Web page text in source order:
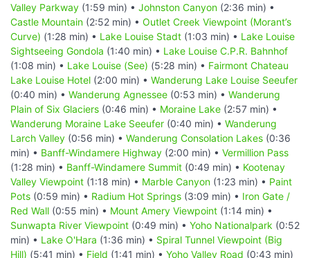
Valley Parkway (1:59 min) • Johnston Canyon (2:36 min) •
Castle Mountain (2:52 min) • Outlet Creek Viewpoint (Morant’s
Curve) (1:28 min) • Lake Louise Stadt (1:03 min) • Lake Louise
Sightseeing Gondola (1:40 min) • Lake Louise C.P.R. Bahnhof
(1:08 min) • Lake Louise (See) (5:28 min) • Fairmont Chateau
Lake Louise Hotel (2:00 min) • Wanderung Lake Louise Seeufer
(0:40 min) • Wanderung Agnessee (0:53 min) • Wanderung
Plain of Six Glaciers (0:46 min) • Moraine Lake (2:57 min) •
Wanderung Moraine Lake Seeufer (0:40 min) • Wanderung
Larch Valley (0:56 min) • Wanderung Consolation Lakes (0:36
min) • Banff-Windamere Highway (2:00 min) • Vermillion Pass
(1:28 min) • Banff-Windamere Summit (0:49 min) • Kootenay
Valley Viewpoint (1:18 min) • Marble Canyon (1:23 min) • Paint
Pots (0:59 min) • Radium Hot Springs (3:09 min) • Iron Gate /
Red Wall (0:55 min) • Mount Amery Viewpoint (1:14 min) •
Sunwapta River Viewpoint (0:49 min) • Yoho Nationalpark (0:52
min) • Lake O'Hara (1:36 min) • Spiral Tunnel Viewpoint (Big
Hill) (5:41 min) • Field (1:41 min) • Yoho Valley Road (0:43 min)